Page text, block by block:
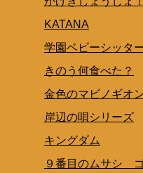
KATANA
学園ベビーシッタ
きのう何食べた？
金色のマビノギオ
岸辺の唄シリーズ
キングダム
９番目のムサシ